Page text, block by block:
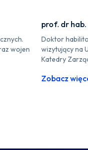
wojen
prof. dr
Doktor
wizytujący na
Katedry
Zobacz